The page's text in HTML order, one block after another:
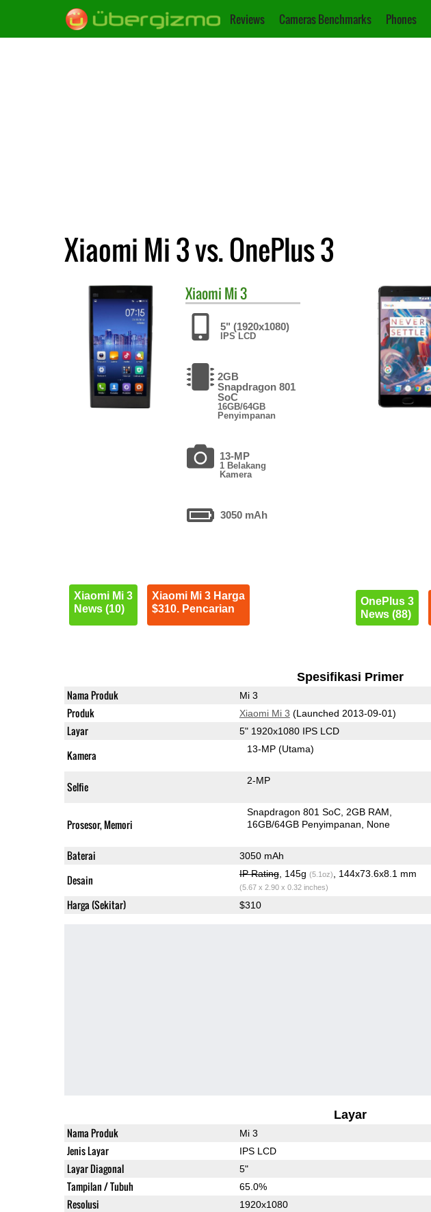
Reviews Cameras Benchmarks Phones
Xiaomi Mi 3 vs. OnePlus 3
Xiaomi Mi 3
5" (1920x1080)
IPS LCD
2GB
Snapdragon 801
SoC
16GB/64GB
Penyimpanan
13-MP
1 Belakang
Kamera
3050 mAh
Xiaomi Mi 3
News (10)
Xiaomi Mi 3 Harga
$310. Pencarian
OnePlus 3
News (88)
Spesifikasi Primer
Nama Produk Mi 3
Produk Xiaomi Mi 3 (Launched 2013-09-01)
Layar 5" 1920x1080 IPS LCD
Kamera 13-MP(Utama)
Selfie 2-MP
Prosesor, Memori
Snapdragon 801 SoC 2GB RAM
16GB/64GB Penyimpanan
None
Baterai 3050 mAh
Desain IP Rating, 145g (5.1oz) , 144x73.6x8.1 mm
(5.67 x 2.90 x 0.32 inches)
Harga (Sekitar) $310
Layar
Nama Produk Mi 3
Jenis Layar IPS LCD
Layar Diagonal 5"
Tampilan / Tubuh 65.0%
Resolusi 1920x1080